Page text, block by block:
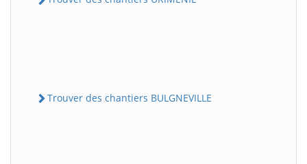
Trouver des chantiers BULGNEVILLE